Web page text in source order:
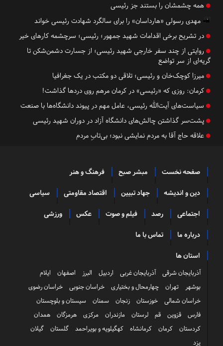
همه چشمشان را بستند جز رئیسی
مهدی رسولی «هارداسان» را برای سالگرد شهادت رئیسی خواند
در تشریح برخی اقدامات شهید جمهور؛ رئیسی؛ سرچشمه کارهای خیر
روایتی از چند سفر خارجی شهید رئیسی؛ از جسارت دشمن‌شکن تا
گریه‌ای از سر تواضع
میرزا کوچک‌خان و رئیسی؛ تلاقی دو مکتب در یک جغرافیا
کرمان: روزی که «رئیسی» در کرمان مرهم روی دردها گذاشت!
سیاست‌های آیت‌الله رئیسی، عامل مهم در پیوند دانشگاه‌ها با صنعت
پشت‌سر گذاشتن چالش‌های دانشگاه آزاد در دوران شهید رئیسی
علاقه حاج آقا به مردم نمایشی نبود؛ بی‌تابِ مردم
صفحه نخست مبشر صبح فرهنگ و هنر
دین و اندیشه جهاد تبیین اقتصاد مقاومتی سیاسی
اجتماعی رصد فیلم و صوت عکس ورزشی
درباره ما تماس با ما
استان ها
آذربایجان شرقی آذربایجان غربی اردبیل البرز اصفهان
ایلام
بوشهر
تهران چهارمحال و بختیاری خراسان جنوبی
خراسان رضوی
خراسان شمالی
خوزستان زنجان سمنان
سیستان و بلوچستان
فارس
قزوین قم لرستان مازندران مرکزی هرمزگان
همدان
کردستان
کرمان کرمانشاه کهگیلویه و بویراحمد گلستان
گیلان
یزد